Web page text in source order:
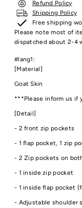
Refund Policy
Shipping Policy
Free shipping
Please note most of
dispatched about 2-4
#lang1:
[Material]
Goat Skin
***Please inform us if
[Detail]
- 2 front zip pockets
- 1 flap pocket, 1 zip
- 2Zip pockets on
- 1 inside zip pocket
- 1 inside flap pocket
- Adjustable shoulder